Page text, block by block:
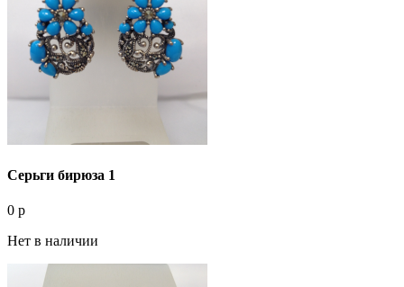
Серьги бирюза 1
0 р
Нет в наличии